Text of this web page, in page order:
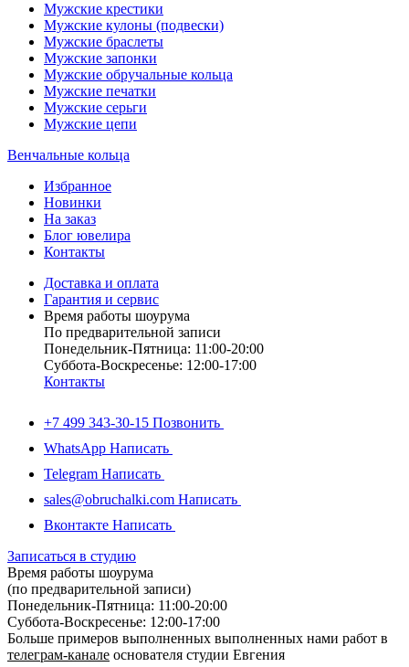
Мужские крестики
Мужские кулоны (подвески)
Мужские браслеты
Мужские запонки
Мужские обручальные кольца
Мужские печатки
Мужские серьги
Мужские цепи
Венчальные кольца
Избранное
Новинки
На заказ
Блог ювелира
Контакты
Доставка и оплата
Гарантия и сервис
Время работы шоурума
По предварительной записи
Понедельник-Пятница: 11:00-20:00
Суббота-Bоcкресенье: 12:00-17:00
Контакты
+7 499 343-30-15 Позвонить
WhatsApp Написать
Telegram Написать
sales@obruchalki.com Написать
Вконтакте Написать
Записаться в студию
Время работы шоурума
(по предварительной записи)
Понедельник-Пятница: 11:00-20:00
Суббота-Bоcкресенье: 12:00-17:00
Больше примеров выполненных выполненных нами работ в
телеграм-канале основателя студии Евгения